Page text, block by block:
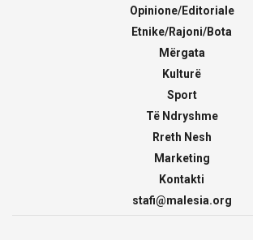
Opinione/Editoriale
Etnike/Rajoni/Bota
Mërgata
Kulturë
Sport
Të Ndryshme
Rreth Nesh
Marketing
Kontakti
stafi@malesia.org